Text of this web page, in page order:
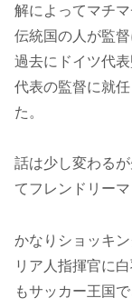
解によってマチ
伝統国の人が監
過去にドイツ代
代表の監督に就
た。
話は少し変わる
てフレンドリー
かなりショッキ
リア人指揮官に
もサッカー王国